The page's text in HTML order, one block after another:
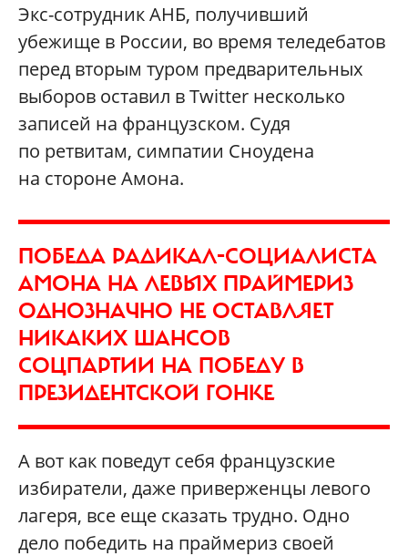
Экс-сотрудник АНБ, получивший
убежище в России, во время теледебатов
перед вторым туром предварительных
выборов оставил в Twitter несколько
записей на французском. Судя
по ретвитам, симпатии Сноудена
на стороне Амона.
ПОБЕДА РАДИКАЛ-СОЦИАЛИСТА
АМОНА НА ЛЕВЫХ ПРАЙМЕРИЗ
ОДНОЗНАЧНО НЕ ОСТАВЛЯЕТ
НИКАКИХ ШАНСОВ
СОЦПАРТИИ НА ПОБЕДУ В
ПРЕЗИДЕНТСКОЙ ГОНКЕ
А вот как поведут себя французские
избиратели, даже приверженцы левого
лагеря, все еще сказать трудно. Одно
дело победить на праймериз своей